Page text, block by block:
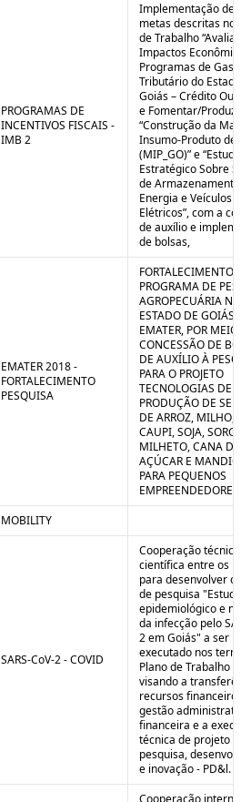
PROGRAMAS DE
INCENTIVOS FISCAIS -
IMB 2
Implementação de
metas descritas
de Trabalho
Impactos
Programas de
Tributário do
Goiás – Crédito
e Fomentar/
“Construção da
Insumo-Produto de
(MIP_GO)” e “Estudo
Estratégico Sobre
de
Energia e Veículos
Elétricos”, com a
de auxílio e
de bolsas,
EMATER 2018 -
FORTALECIMENTO
PESQUISA
FORTALECIMENTO
PROGRAMA DE
AGROPECUÁRIA NO
ESTADO DE GOIÁS
EMATER, POR
CONCESSÃO DE
DE AUXÍLIO À
PARA O PROJETO
TECNOLOGIAS DE
PRODUÇÃO DE
DE ARROZ, MILHO,
CAUPI, SOJA,
MILHETO, CANA DE
AÇÚCAR E
PARA PEQUENOS
MOBILITY
SARS-CoV-2 - COVID
Cooperação
científica entre os
para desenvolver o
de pesquisa "Estudo
epidemiológico e
da infecção pelo
2 em Goiás" a ser
executado nos
Plano de Trabalho
visando a
recursos
gestão
financeira e a
técnica de projeto
pesquisa,
e inovação - PD&l.
Cooperação